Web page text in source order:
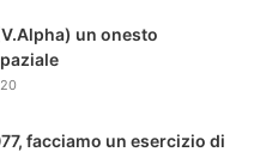
un onesto
facciamo un esercizio di